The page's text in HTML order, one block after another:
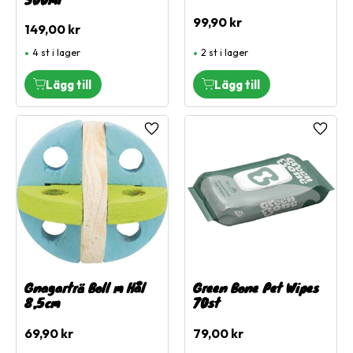
149,00 kr
4 st i lager
99,90 kr
2 st i lager
Gnagarträ Boll m Hål
8,5cm
69,90 kr
Lägg till i favoriter
Green Bone Pet Wipes
70st
79,00 kr
Lägg